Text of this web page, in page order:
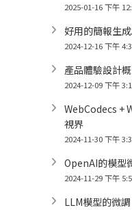
2025-01-16 下午
好用的簡報生
2024-12-16 下午
產品體驗設計
2024-12-09 下午
WebCodecs +
視界
2024-11-30 下午
OpenAI的模型
2024-11-29 下午
LLM模型的微調